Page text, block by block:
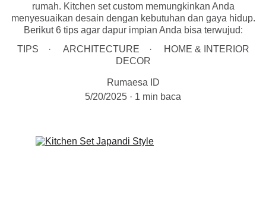
rumah. Kitchen set custom memungkinkan Anda
menyesuaikan desain dengan kebutuhan dan gaya hidup.
Berikut 6 tips agar dapur impian Anda bisa terwujud:
TIPS
ARCHITECTURE
HOME & INTERIOR
DECOR
Rumaesa ID
5/20/2025
1 min baca